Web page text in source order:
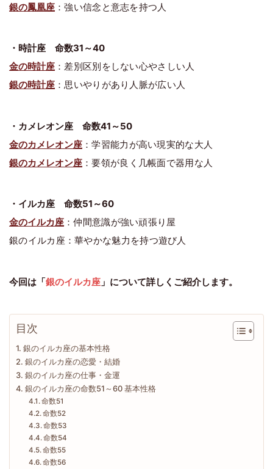
銀の鳳凰座 ：強い信念と意志を持つ人
・時計座 命数31～40
金の時計座 ：差別区別をしない心やさしい人
銀の時計座 ：思いやりがあり人脈が広い人
・カメレオン座 命数41～50
金のカメレオン座 ：学習能力が高い現実的な大人
銀のカメレオン座 ：要領が良く几帳面で器用な人
・イルカ座 命数51～60
金のイルカ座 ：仲間意識が強い頑張り屋
銀のイルカ座：華やかな魅力を持つ遊び人
今回は「銀のイルカ座 」について詳しくご紹介します。
目次
銀のイルカ座の基本性格
銀のイルカ座の恋愛・結婚
銀のイルカ座の仕事・金運
銀のイルカ座の命数51～60 基本性格
命数51
命数52
命数53
命数54
命数55
命数56